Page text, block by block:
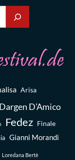
Arisa
Dargen D’Amico
Fedez Finale
Gianni Morandi
Loredana Bertè